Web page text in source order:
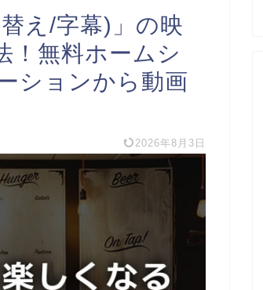
え/字幕)」の映
！無料ホームシ
ションから動画
2026年8月3日